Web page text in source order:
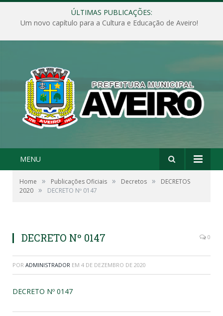
ÚLTIMAS PUBLICAÇÕES:
Um novo capítulo para a Cultura e Educação de Aveiro!
MENU
Home » Publicações Oficiais » Decretos »
DECRETOS
2020 » DECRETO Nº 0147
DECRETO Nº 0147 0
POR ADMINISTRADOR EM 4 DE DEZEMBRO DE 2020
DECRETO Nº 0147